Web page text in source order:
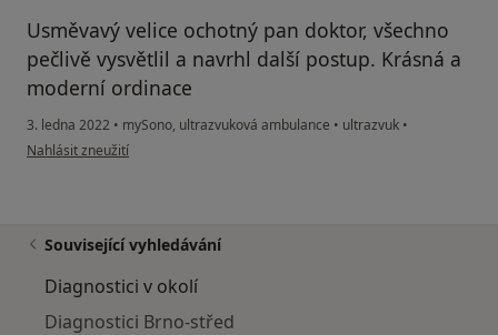
Usměvavý velice ochotný pan doktor, všechno
pečlivě vysvětlil a navrhl další postup. Krásná a
moderní ordinace
3. ledna 2022 • mySono, ultrazvuková ambulance • ultrazvuk •
podle názoru uživatele L.P.
Nahlásit zneužití
Související vyhledávání
Diagnostici v okolí
Diagnostici Brno-střed